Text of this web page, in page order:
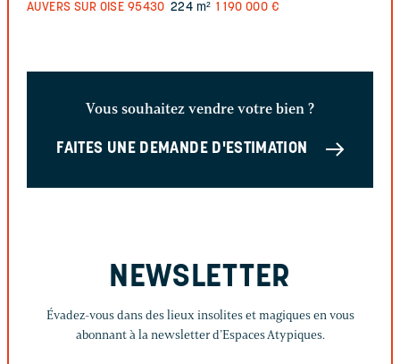
AUVERS SUR OISE 95430 224 m² 1 190 000 €
Vous souhaitez vendre votre bien ?
FAITES UNE DEMANDE D'ESTIMATION
NEWSLETTER
Évadez-vous dans des lieux insolites et magiques en vous
abonnant à la newsletter d’Espaces Atypiques.